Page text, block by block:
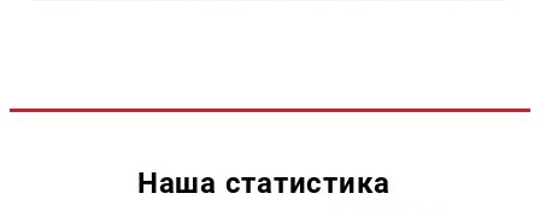
Наша статистика